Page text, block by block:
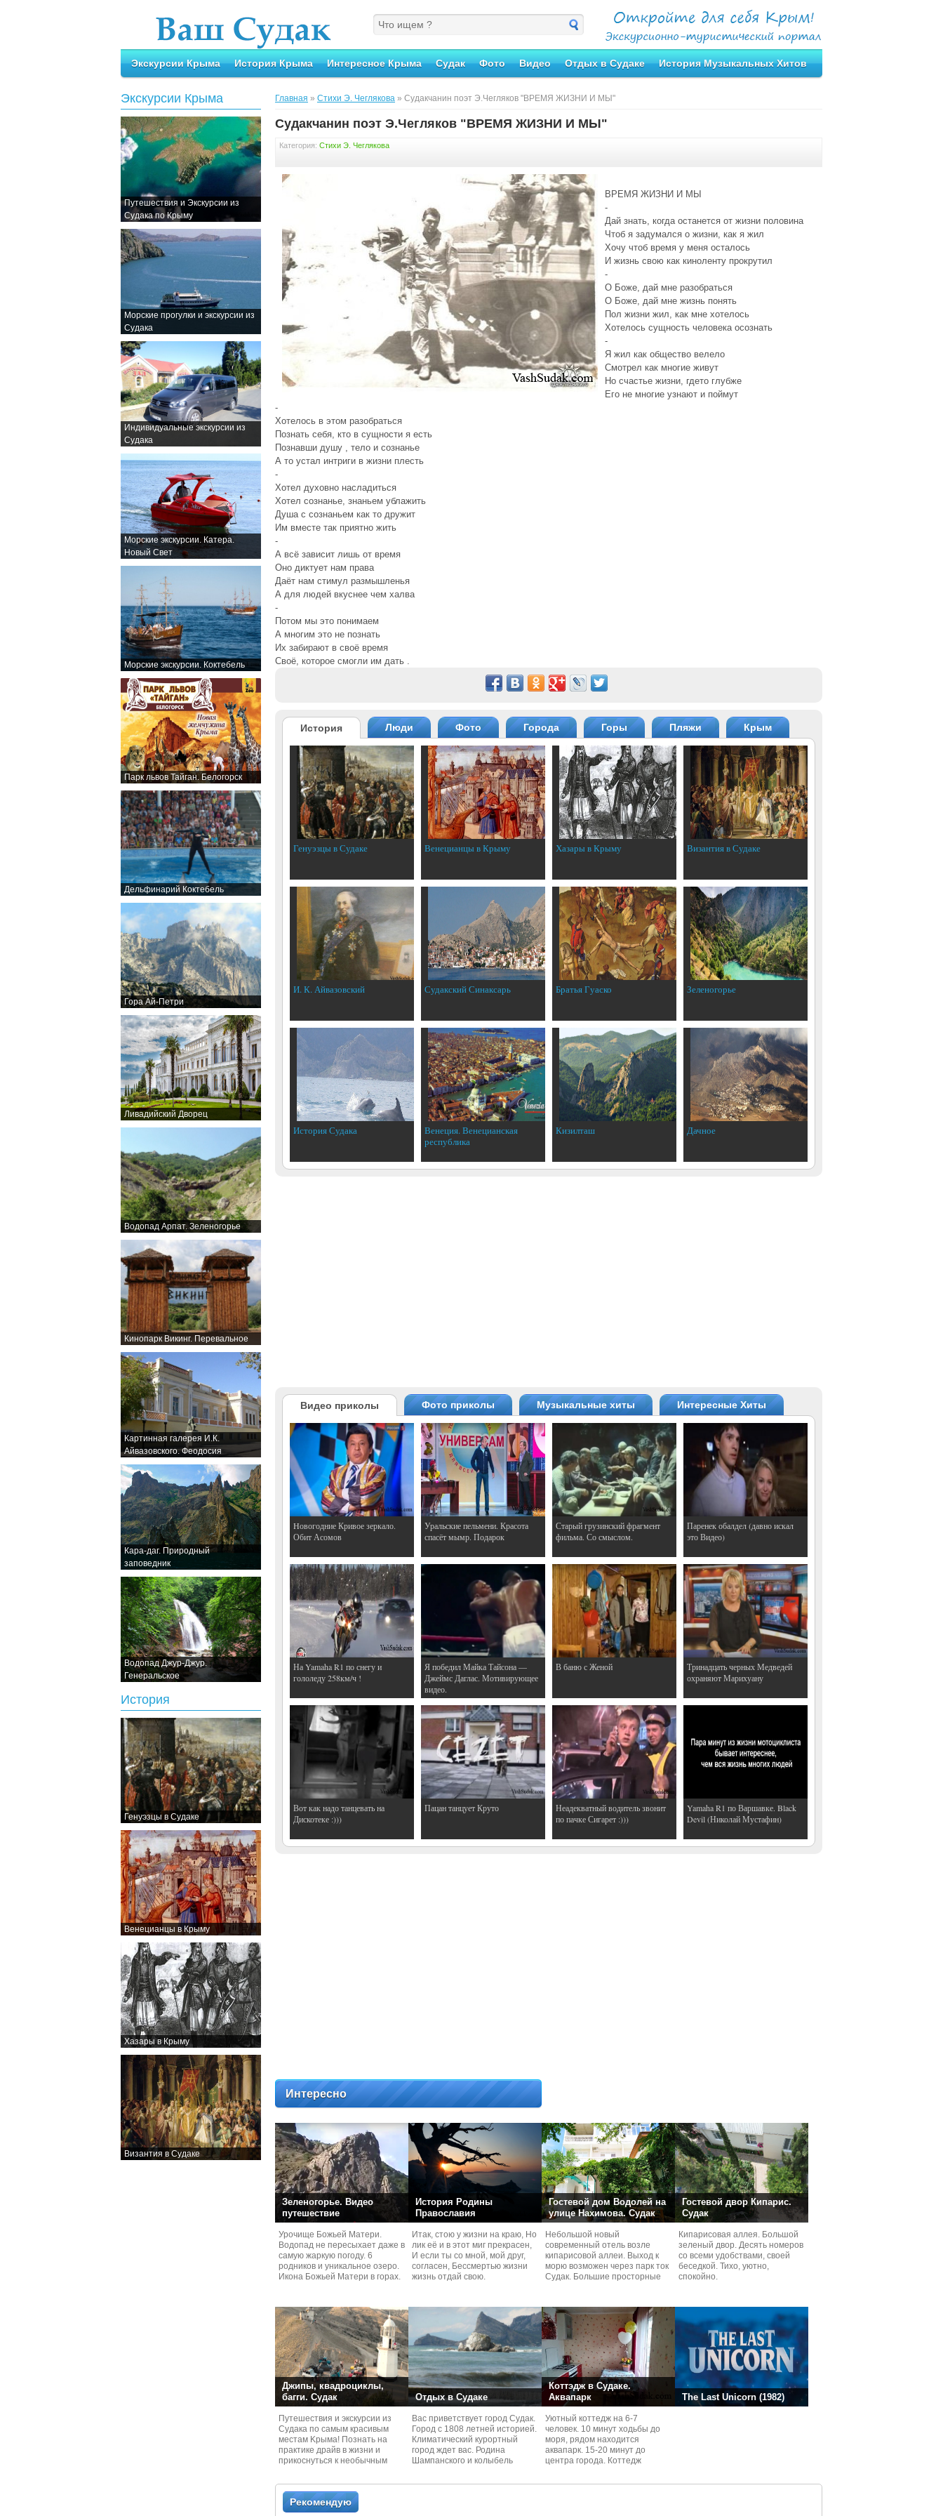
Экскурсии Крыма История Крыма Интересное Крыма Судак Фото Видео Отдых в Судаке История Музыкальных Хитов
Экскурсии Крыма
Путешествия и Экскурсии из
Судака по Крыму
Морские прогулки и экскурсии из
Судака
Индивидуальные экскурсии из
Судака
Морские экскурсии. Катера.
Новый Свет
Морские экскурсии. Коктебель
Парк львов Тайган. Белогорск
Дельфинарий Коктебель
Гора Ай-Петри
Ливадийский Дворец
Водопад Арпат. Зеленогорье
Кинопарк Викинг. Перевальное
Картинная галерея И.К.
Айвазовского. Феодосия
Кара-даг. Природный
заповедник
Водопад Джур-Джур.
Генеральское
История
Генуэзцы в Судаке
Венецианцы в Крыму
Хазары в Крыму
Византия в Судаке
Главная » Стихи Э. Чеглякова » Судакчанин поэт Э.Чегляков "ВРЕМЯ ЖИЗНИ И МЫ"
Судакчанин поэт Э.Чегляков "ВРЕМЯ ЖИЗНИ И МЫ"
Категория: Стихи Э. Чеглякова
ВРЕМЯ ЖИЗНИ И МЫ
-
Дай знать, когда останется от жизни половина
Чтоб я задумался о жизни, как я жил
Хочу чтоб время у меня осталось
И жизнь свою как киноленту прокрутил
-
О Боже, дай мне разобраться
О Боже, дай мне жизнь понять
Пол жизни жил, как мне хотелось
Хотелось сущность человека осознать
-
Я жил как общество велело
Смотрел как многие живут
Но счастье жизни, гдето глубже
Его не многие узнают и поймут
-
Хотелось в этом разобраться
Познать себя, кто в сущности я есть
Познавши душу , тело и сознанье
А то устал интриги в жизни плесть
-
Хотел духовно насладиться
Хотел сознанье, знаньем ублажить
Душа с сознаньем как то дружит
Им вместе так приятно жить
-
А всё зависит лишь от время
Оно диктует нам права
Даёт нам стимул размышленья
А для людей вкуснее чем халва
-
Потом мы это понимаем
А многим это не познать
Их забирают в своё время
Своё, которое смогли им дать .
История Люди Фото Города Горы Пляжи Крым
Генуэзцы в Судаке Венецианцы в Крыму Хазары в Крыму Византия в Судаке
И. К. Айвазовский Судакский Синаксарь Братья Гуаско Зеленогорье
История Судака
Венеция. Венецианская
республика
Кизилташ Дачное
Видео приколы Фото приколы Музыкальные хиты Интересные Хиты
Hовогодние Кривое зеркало.
Обит Асомов
Уральские пельмени. Красота
спасёт мымр. Подарок
Старый грузинский фрагмент
фильма. Со смыслом.
Паренек обалдел (давно искал
это Видео)
На Yamaha R1 по снегу и
гололеду 258км/ч !
Я победил Майка Тайсона —
Джеймс Даглас. Мотивирующее
видео.
В баню с Женой
Тринадцать черных Медведей
охраняют Марихуану
Вот как надо танцевать на
Дискотеке :)))
Пацан танцует Круто
Неадекватный водитель звонит
по пачке Сигарет :)))
Yamaha R1 по Варшавке. Black
Devil (Николай Мустафин)
Интересно
Зеленогорье. Видео
путешествие
Урочище Божьей Матери.
Водопад не пересыхает даже в
самую жаркую погоду. 6
родников и уникальное озеро.
Икона Божьей Матери в горах.
История Родины
Православия
Итак, стою у жизни на краю, Но
лик её и в этот миг прекрасен,
И если ты со мной, мой друг,
согласен, Бессмертью жизни
жизнь отдай свою.
Гостевой дом Водолей на
улице Нахимова. Судак
Небольшой новый
современный отель возле
кипарисовой аллеи. Выход к
морю возможен через парк ток
Судaк. Большие просторные
Гостевой двор Кипарис.
Судак
Кипарисовая аллея. Большой
зеленый двор. Десять номеров
со всеми удобствами, своей
беседкой. Тихо, уютно,
спокойно.
Джипы, квадроциклы,
багги. Судак
Путешествия и экскурcии из
Судaка по самым красивым
местам Kрыма! Познать на
практике драйв в жизни и
прикоснуться к необычным
Отдых в Судаке
Вас приветствует город Судак.
Город с 1808 летней историей.
Климатический курортный
город ждет вас. Родина
Шампанского и колыбель
Коттэдж в Судаке.
Аквапарк
Уютный коттедж на 6-7
человек. 10 минут ходьбы до
моря, рядом находится
аквапарк. 15-20 минут до
центра города. Коттедж
The Last Unicorn (1982)
Рекомендую